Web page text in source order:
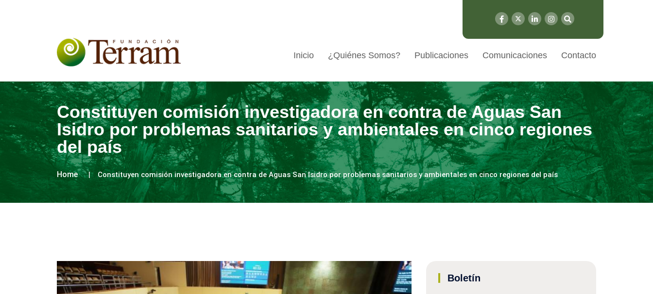
Inicio ¿Quiénes Somos? Publicaciones Comunicaciones Contacto
Constituyen comisión investigadora en contra de Aguas San
Isidro por problemas sanitarios y ambientales en cinco regiones
del país
Home Constituyen comisión investigadora en contra de Aguas San Isidro por problemas sanitarios y ambientales en cinco regiones del país
Boletín